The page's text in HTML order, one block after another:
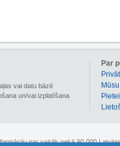
vai datu bāzē
un/vai izplatīšana
Par
par vairāk nekā 90 000